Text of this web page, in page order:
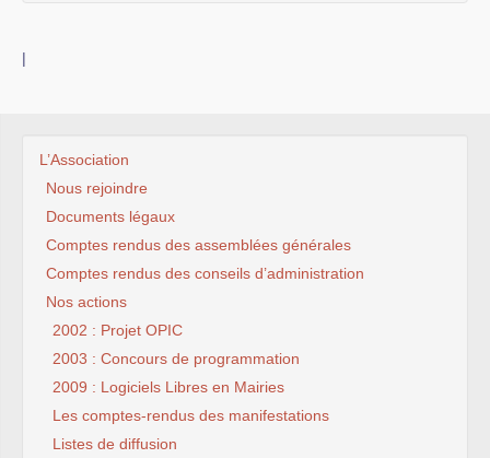
|
L’Association
Nous rejoindre
Documents légaux
Comptes rendus des assemblées générales
Comptes rendus des conseils d’administration
Nos actions
2002 : Projet OPIC
2003 : Concours de programmation
2009 : Logiciels Libres en Mairies
Les comptes-rendus des manifestations
Listes de diffusion